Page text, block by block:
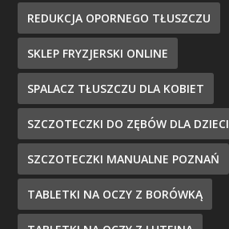
REDUKCJA OPORNEGO TŁUSZCZU
SKLEP FRYZJERSKI ONLINE
SPALACZ TŁUSZCZU DLA KOBIET
SZCZOTECZKI DO ZĘBÓW DLA DZIECI
SZCZOTECZKI MANUALNE POZNAŃ
TABLETKI NA OCZY Z BORÓWKĄ